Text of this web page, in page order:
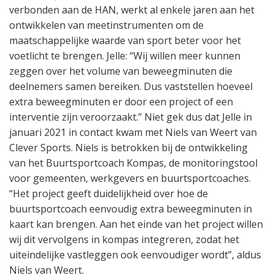
verbonden aan de HAN, werkt al enkele jaren aan het
ontwikkelen van meetinstrumenten om de
maatschappelijke waarde van sport beter voor het
voetlicht te brengen. Jelle: “Wij willen meer kunnen
zeggen over het volume van beweegminuten die
deelnemers samen bereiken. Dus vaststellen hoeveel
extra beweegminuten er door een project of een
interventie zijn veroorzaakt.” Niet gek dus dat Jelle in
januari 2021 in contact kwam met Niels van Weert van
Clever Sports. Niels is betrokken bij de ontwikkeling
van het Buurtsportcoach Kompas, de monitoringstool
voor gemeenten, werkgevers en buurtsportcoaches.
“Het project geeft duidelijkheid over hoe de
buurtsportcoach eenvoudig extra beweegminuten in
kaart kan brengen. Aan het einde van het project willen
wij dit vervolgens in kompas integreren, zodat het
uiteindelijke vastleggen ook eenvoudiger wordt”, aldus
Niels van Weert.